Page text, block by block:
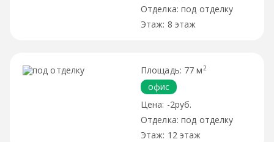
под отделку
8 этаж
77 м 2
офис
-2руб.
под отделку
12 этаж